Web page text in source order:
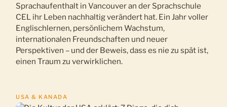
Sprachaufenthalt in Vancouver an der Sprachschule
CEL ihr Leben nachhaltig verändert hat. Ein Jahr voller
Englischlernen, persönlichem Wachstum,
internationalen Freundschaften und neuer
Perspektiven – und der Beweis, dass es nie zu spät ist,
einen Traum zu verwirklichen.
USA & KANADA